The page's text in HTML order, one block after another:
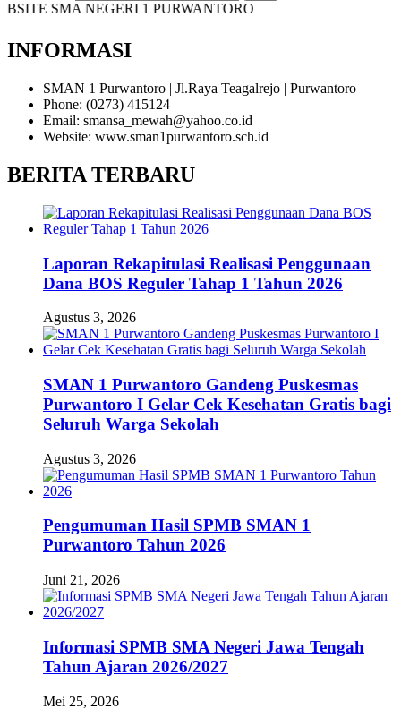
SMA NEGERI 1 PURWANTORO
INFORMASI
SMAN 1 Purwantoro | Jl.Raya Teagalrejo | Purwantoro
Phone: (0273) 415124
Email: smansa_mewah@yahoo.co.id
Website: www.sman1purwantoro.sch.id
BERITA TERBARU
Laporan Rekapitulasi Realisasi Penggunaan
Dana BOS Reguler Tahap 1 Tahun 2026
Agustus 3, 2026
SMAN 1 Purwantoro Gandeng Puskesmas
Purwantoro I Gelar Cek Kesehatan Gratis bagi
Seluruh Warga Sekolah
Agustus 3, 2026
Pengumuman Hasil SPMB SMAN 1
Purwantoro Tahun 2026
Juni 21, 2026
Informasi SPMB SMA Negeri Jawa Tengah
Tahun Ajaran 2026/2027
Mei 25, 2026